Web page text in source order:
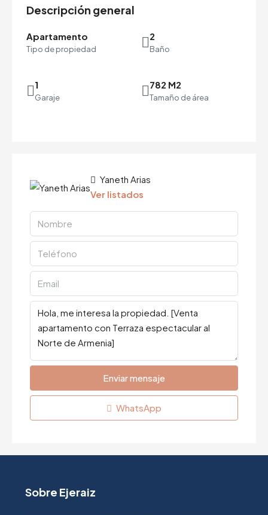
Descripción general
Apartamento
Tipo de propiedad
2
Baño
1
Garaje
782 M2
Tamaño de área
Yaneth Arias
Ver listados
Enviar mensaje
WhatsApp
Sobre Ejeraiz